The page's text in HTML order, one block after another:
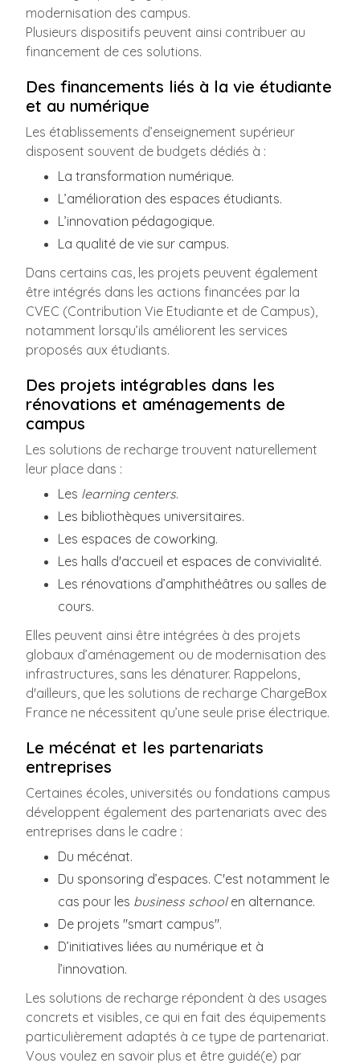
modernisation des campus.
Plusieurs dispositifs peuvent ainsi contribuer au
financement de ces solutions.
Des financements liés à la vie étudiante
et au numérique
Les établissements d’enseignement supérieur
disposent souvent de budgets dédiés à :
La transformation numérique.
L’amélioration des espaces étudiants.
L’innovation pédagogique.
La qualité de vie sur campus.
Dans certains cas, les projets peuvent également
être intégrés dans les actions financées par la
CVEC (Contribution Vie Etudiante et de Campus),
notamment lorsqu’ils améliorent les services
proposés aux étudiants.
Des projets intégrables dans les
rénovations et aménagements de
campus
Les solutions de recharge trouvent naturellement
leur place dans :
Les learning centers.
Les bibliothèques universitaires.
Les espaces de coworking.
Les halls d'accueil et espaces de convivialité.
Les rénovations d’amphithéâtres ou salles de
cours.
Elles peuvent ainsi être intégrées à des projets
globaux d’aménagement ou de modernisation des
infrastructures, sans les dénaturer. Rappelons,
d'ailleurs, que les solutions de recharge ChargeBox
France ne nécessitent qu’une seule prise électrique.
Le mécénat et les partenariats
entreprises
Certaines écoles, universités ou fondations campus
développent également des partenariats avec des
entreprises dans le cadre :
Du mécénat.
Du sponsoring d’espaces. C'est notamment le
cas pour les business schoolen alternance.
De projets "smart campus".
D’initiatives liées au numérique et à
l’innovation.
Les solutions de recharge répondent à des usages
concrets et visibles, ce qui en fait des équipements
particulièrement adaptés à ce type de partenariat.
Vous voulez en savoir plus et être guidé(e) par